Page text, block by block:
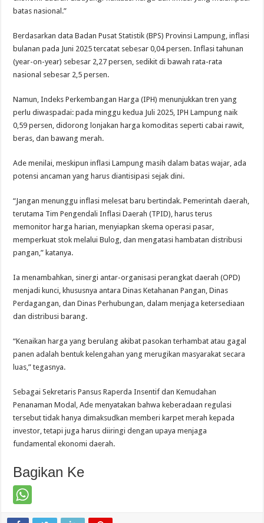
batas nasional.”
Berdasarkan data Badan Pusat Statistik (BPS) Provinsi Lampung, inflasi
bulanan pada Juni 2025 tercatat sebesar 0,04 persen. Inflasi tahunan
(year-on-year) sebesar 2,27 persen, sedikit di bawah rata-rata
nasional sebesar 2,5 persen.
Namun, Indeks Perkembangan Harga (IPH) menunjukkan tren yang
perlu diwaspadai: pada minggu kedua Juli 2025, IPH Lampung naik
0,59 persen, didorong lonjakan harga komoditas seperti cabai rawit,
beras, dan bawang merah.
Ade menilai, meskipun inflasi Lampung masih dalam batas wajar, ada
potensi ancaman yang harus diantisipasi sejak dini.
“Jangan menunggu inflasi melesat baru bertindak. Pemerintah daerah,
terutama Tim Pengendali Inflasi Daerah (TPID), harus terus
memonitor harga harian, menyiapkan skema operasi pasar,
memperkuat stok melalui Bulog, dan mengatasi hambatan distribusi
pangan,” katanya.
Ia menambahkan, sinergi antar-organisasi perangkat daerah (OPD)
menjadi kunci, khususnya antara Dinas Ketahanan Pangan, Dinas
Perdagangan, dan Dinas Perhubungan, dalam menjaga ketersediaan
dan distribusi barang.
“Kenaikan harga yang berulang akibat pasokan terhambat atau gagal
panen adalah bentuk kelengahan yang merugikan masyarakat secara
luas,” tegasnya.
Sebagai Sekretaris Pansus Raperda Insentif dan Kemudahan
Penanaman Modal, Ade menyatakan bahwa keberadaan regulasi
tersebut tidak hanya dimaksudkan memberi karpet merah kepada
investor, tetapi juga harus diiringi dengan upaya menjaga
fundamental ekonomi daerah.
Bagikan Ke